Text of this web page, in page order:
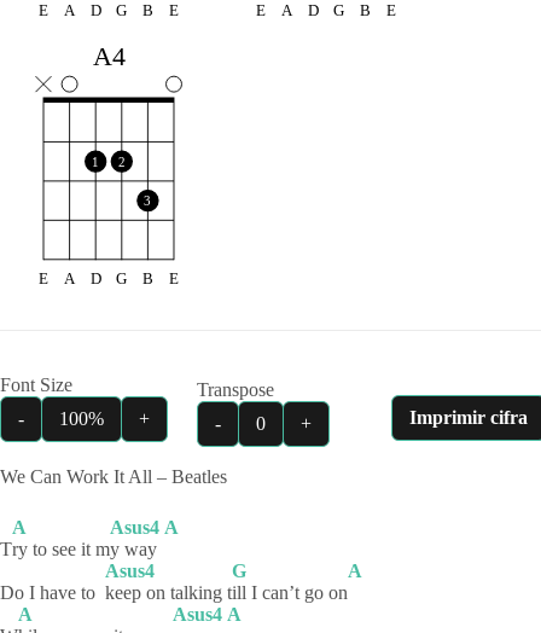
E A D G B E E A D G B E
A4
1 2
3
E A D G B E
Font Size
-
100% +
Transpose
-
0 + Imprimir cifra
We Can Work It All – Beatles
T
A
ry to see it m
Asus4
y way
A
Do I have to
Asus4
keep on talking t
G
ill I can’t go on
A
A
Asus4 A